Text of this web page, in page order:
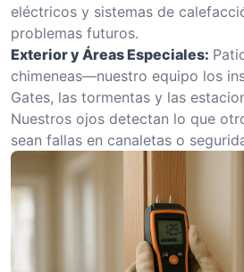
eléctricos y sistemas de
problemas futuros.
Exterior y Áreas Especiales:
chimeneas—nuestro equipo los
Gates, las tormentas y las
Nuestros ojos detectan lo que
sean fallas en canaletas o